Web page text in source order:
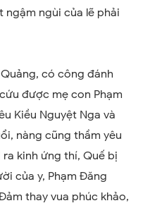
ngậm ngùi của lẽ phải
có công đánh
được mẹ con Phạm
Kiều Nguyệt Nga và
nàng cũng thầm yêu
kinh ứng thí, Quế bị
của y, Phạm Đăng
thay vua phúc khảo,